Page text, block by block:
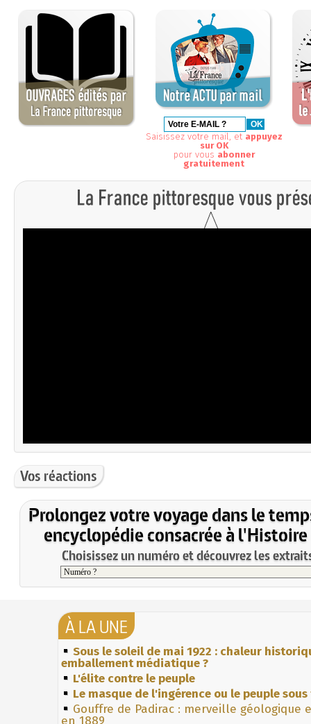
Saisissez votre mail, et appuyez
sur OK
pour vous abonner
gratuitement
Vos réactions
Prolongez votre voyage dans le
encyclopédie consacrée à l'Histoire
Choisissez un numéro et découvrez les
À LA UNE
Sous le soleil de mai 1922 : chaleur
emballement médiatique ?
L'élite contre le peuple
Le masque de l'ingérence ou le peuple
Gouffre de Padirac : merveille géologique
en 1889